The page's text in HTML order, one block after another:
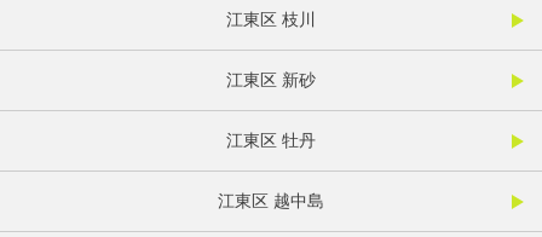
江東区 枝川
江東区 新砂
江東区 牡丹
江東区 越中島